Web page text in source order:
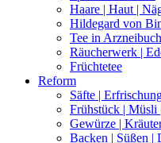
Haare | Haut |
Hildegard von
Tee in
Räucherwerk |
Früchtetee
Reform
Säfte |
Frühstück | Müsli
Gewürze |
Backen | Süßen |